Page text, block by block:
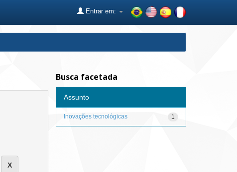
Entrar em:
Busca facetada
Assunto
1
Inovações tecnológicas